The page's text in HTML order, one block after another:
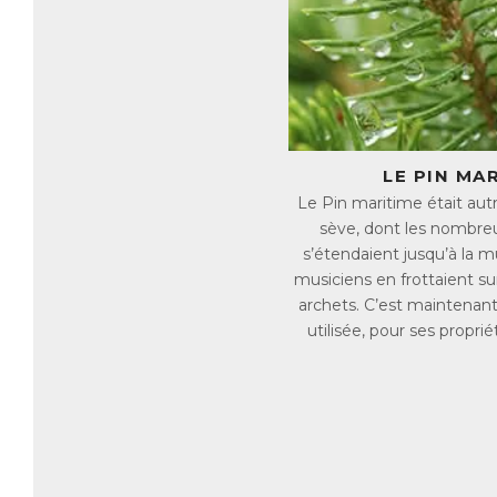
Il
→
→
→
→
LE PIN
Le Pin maritime était
sève, dont les
s’étendaient jusqu’à la
musiciens en frottaient
archets. C’est
utilisée, pour ses